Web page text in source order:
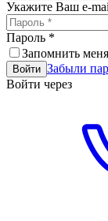
Укажите Ваш e-
Пароль *
Запомнить меня
Войти Забыли
Войти через